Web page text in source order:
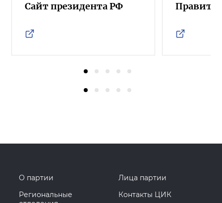
Сайт президента РФ
О партии
Лица партии
Региональные
Контакты ЦИК